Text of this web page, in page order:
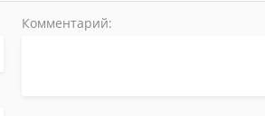
Комментарий: